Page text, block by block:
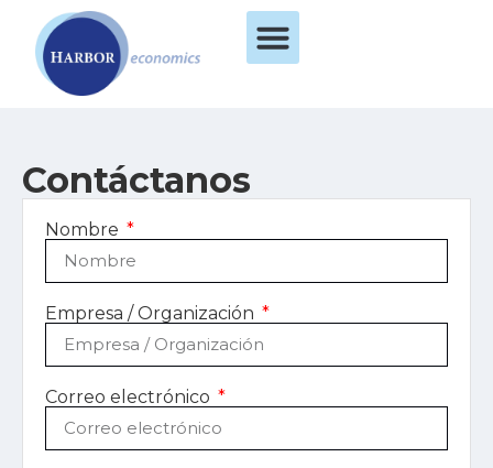
Contáctanos
Nombre
Empresa / Organización
Correo electrónico